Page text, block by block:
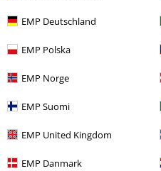
EMP Deutschland
EMP Polska
EMP Norge
EMP Suomi
EMP United Kingdom
EMP Danmark
Desde
Más categorías. Más
Nuevo Ropa Camisetas & Tops
Marcas Ropa Ropa Camisetas &